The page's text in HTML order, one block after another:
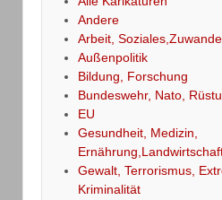
Andere
Arbeit,
Außenpolitik
Bildung, Forschung
Bundeswehr, Nato,
EU
Gesundheit, Medizin,
Gewalt, Terrorismus,
Kriminalität